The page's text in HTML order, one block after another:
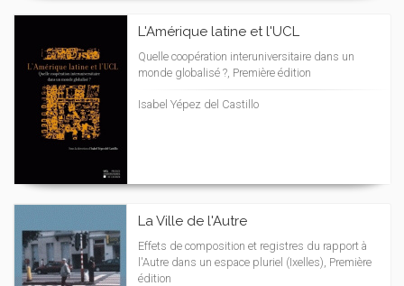
L'Amérique latine et l'UCL
Quelle coopération interuniversitaire dans un
monde globalisé ?, Première édition
Isabel Yépez del Castillo
La Ville de l'Autre
Effets de composition et registres du rapport à
l'Autre dans un espace pluriel (Ixelles), Première
édition